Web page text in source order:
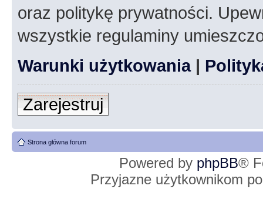
oraz politykę prywatności.
wszystkie regulaminy
Warunki użytkowania|
Zarejestruj
Strona główna forum
Powered by phpBB®
Przyjazne użytkownikom